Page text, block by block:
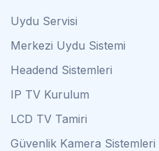
Uydu Servisi
Merkezi Uydu Sistemi
Headend Sistemleri
IP TV Kurulum
LCD TV Tamiri
Güvenlik Kamera Sistemleri